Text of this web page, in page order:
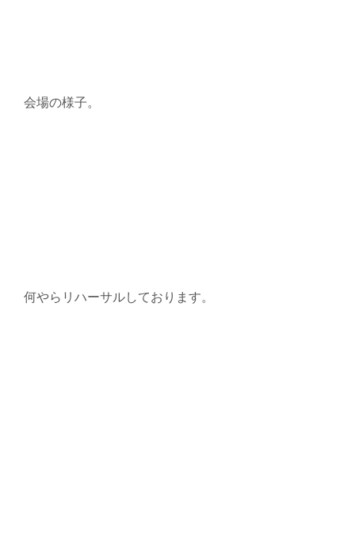
会場の様子。
何やらリハーサルしております。